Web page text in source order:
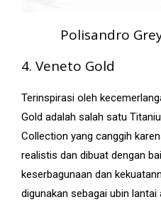
Polisandro
4. Veneto Gold
Terinspirasi oleh
Gold adalah salah satu
Collection yang canggih
realistis dan dibuat dengan
keserbagunaan dan
digunakan sebagai ubin lantai